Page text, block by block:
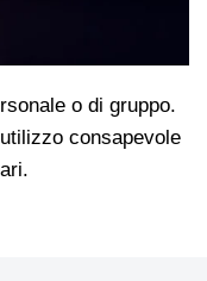
o di gruppo.
consapevole